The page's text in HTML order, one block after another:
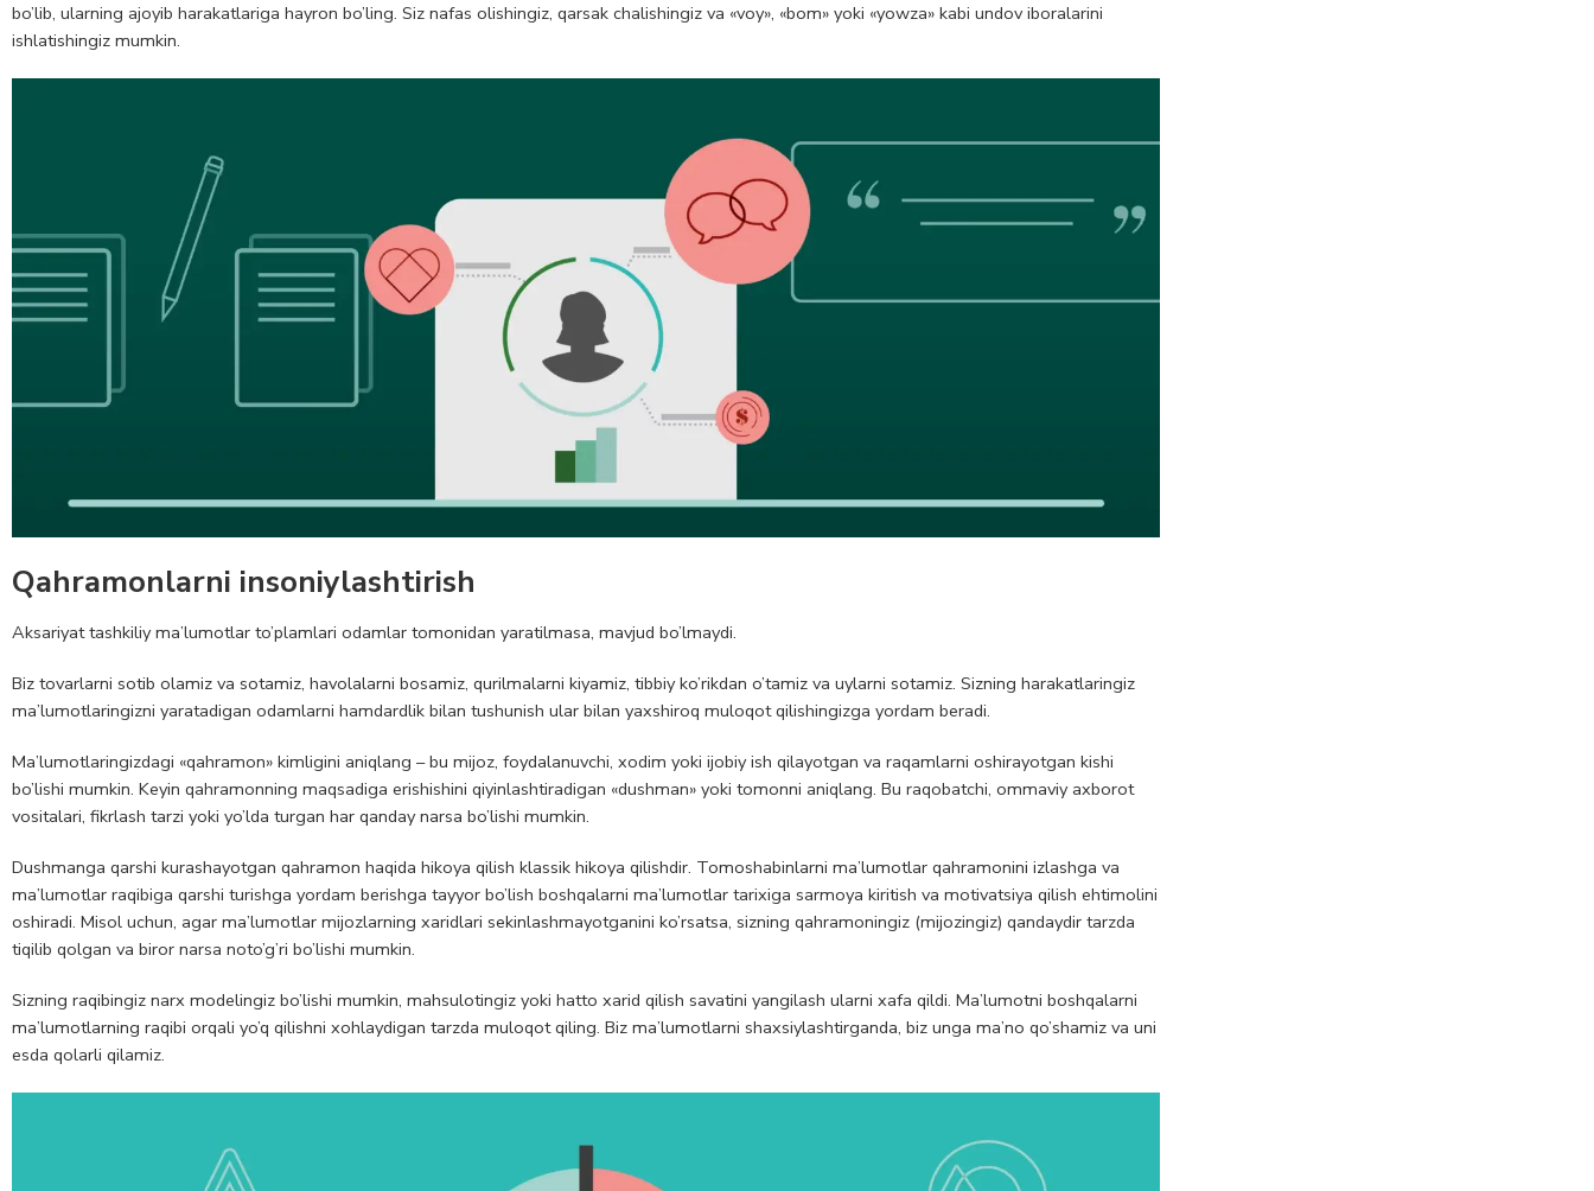
bo’lib, ularning ajoyib harakatlariga hayron bo’ling. Siz nafas olishingiz, qarsak chalishingiz va «voy», «bom» yoki «yowza» kabi undov iboralarini
ishlatishingiz mumkin.
Qahramonlarni insoniylashtirish
Aksariyat tashkiliy ma’lumotlar to’plamlari odamlar tomonidan yaratilmasa, mavjud bo’lmaydi.
Biz tovarlarni sotib olamiz va sotamiz, havolalarni bosamiz, qurilmalarni kiyamiz, tibbiy ko’rikdan o’tamiz va uylarni sotamiz. Sizning harakatlaringiz
ma’lumotlaringizni yaratadigan odamlarni hamdardlik bilan tushunish ular bilan yaxshiroq muloqot qilishingizga yordam beradi.
Ma’lumotlaringizdagi «qahramon» kimligini aniqlang – bu mijoz, foydalanuvchi, xodim yoki ijobiy ish qilayotgan va raqamlarni oshirayotgan kishi
bo’lishi mumkin. Keyin qahramonning maqsadiga erishishini qiyinlashtiradigan «dushman» yoki tomonni aniqlang. Bu raqobatchi, ommaviy axborot
vositalari, fikrlash tarzi yoki yo’lda turgan har qanday narsa bo’lishi mumkin.
Dushmanga qarshi kurashayotgan qahramon haqida hikoya qilish klassik hikoya qilishdir. Tomoshabinlarni ma’lumotlar qahramonini izlashga va
ma’lumotlar raqibiga qarshi turishga yordam berishga tayyor bo’lish boshqalarni ma’lumotlar tarixiga sarmoya kiritish va motivatsiya qilish ehtimolini
oshiradi. Misol uchun, agar ma’lumotlar mijozlarning xaridlari sekinlashmayotganini ko’rsatsa, sizning qahramoningiz (mijozingiz) qandaydir tarzda
tiqilib qolgan va biror narsa noto’g’ri bo’lishi mumkin.
Sizning raqibingiz narx modelingiz bo’lishi mumkin, mahsulotingiz yoki hatto xarid qilish savatini yangilash ularni xafa qildi. Ma’lumotni boshqalarni
ma’lumotlarning raqibi orqali yo’q qilishni xohlaydigan tarzda muloqot qiling. Biz ma’lumotlarni shaxsiylashtirganda, biz unga ma’no qo’shamiz va uni
esda qolarli qilamiz.